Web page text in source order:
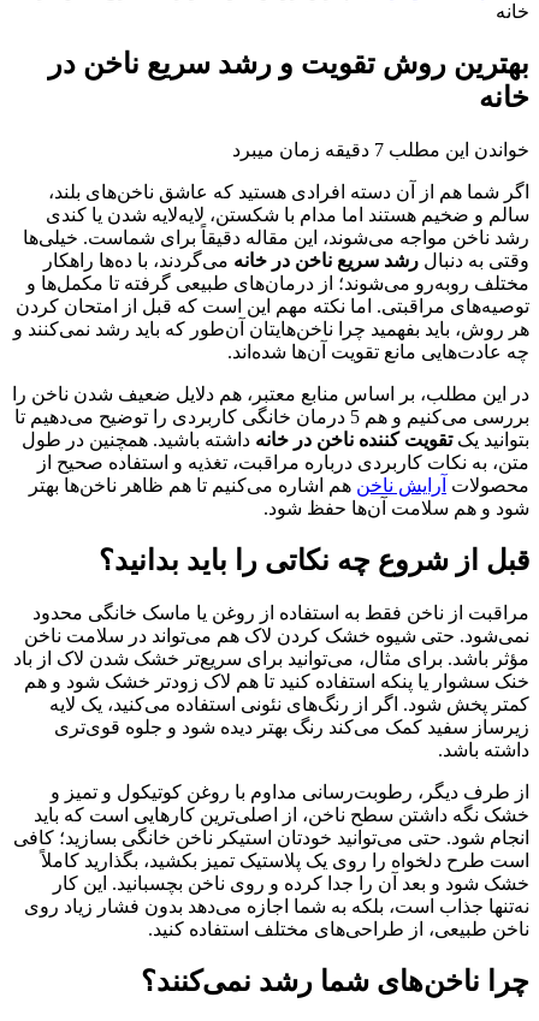
خانه
بهترین روش تقویت و رشد سریع ناخن در
خانه
خواندن این مطلب 7 دقیقه زمان میبرد
اگر شما هم از آن دسته افرادی هستید که عاشق ناخن‌های بلند،
سالم و ضخیم هستند اما مدام با شکستن، لایه‌لایه شدن یا کندی
رشد ناخن مواجه می‌شوند، این مقاله دقیقاً برای شماست. خیلی‌ها
وقتی به دنبال رشد سریع ناخن در خانه می‌گردند، با ده‌ها راهکار
مختلف روبه‌رو می‌شوند؛ از درمان‌های طبیعی گرفته تا مکمل‌ها و
توصیه‌های مراقبتی. اما نکته مهم این است که قبل از امتحان کردن
هر روش، باید بفهمید چرا ناخن‌هایتان آن‌طور که باید رشد نمی‌کنند و
چه عادت‌هایی مانع تقویت آن‌ها شده‌اند.
در این مطلب، بر اساس منابع معتبر، هم دلایل ضعیف شدن ناخن را
بررسی می‌کنیم و هم 5 درمان خانگی کاربردی را توضیح می‌دهیم تا
بتوانید یکتقویت کننده ناخن در خانه داشته باشید. همچنین در طول
متن، به نکات کاربردی درباره مراقبت، تغذیه و استفاده صحیح از
محصولات آرایش ناخن هم اشاره می‌کنیم تا هم ظاهر ناخن‌ها بهتر
شود و هم سلامت آن‌ها حفظ شود.
قبل از شروع چه نکاتی را باید بدانید؟
مراقبت از ناخن فقط به استفاده از روغن یا ماسک خانگی محدود
نمی‌شود. حتی شیوه خشک کردن لاک هم می‌تواند در سلامت ناخن
مؤثر باشد. برای مثال، می‌توانید برای سریع‌تر خشک شدن لاک از باد
خنک سشوار یا پنکه استفاده کنید تا هم لاک زودتر خشک شود و هم
کمتر پخش شود. اگر از رنگ‌های نئونی استفاده می‌کنید، یک لایه
زیرساز سفید کمک می‌کند رنگ بهتر دیده شود و جلوه قوی‌تری
داشته باشد.
از طرف دیگر، رطوبت‌رسانی مداوم با روغن کوتیکول و تمیز و
خشک نگه داشتن سطح ناخن، از اصلی‌ترین کارهایی است که باید
انجام شود. حتی می‌توانید خودتان استیکر ناخن خانگی بسازید؛ کافی
است طرح دلخواه را روی یک پلاستیک تمیز بکشید، بگذارید کاملاً
خشک شود و بعد آن را جدا کرده و روی ناخن بچسبانید. این کار
نه‌تنها جذاب است، بلکه به شما اجازه می‌دهد بدون فشار زیاد روی
ناخن طبیعی، از طراحی‌های مختلف استفاده کنید.
چرا ناخن‌های شما رشد نمی‌کنند؟